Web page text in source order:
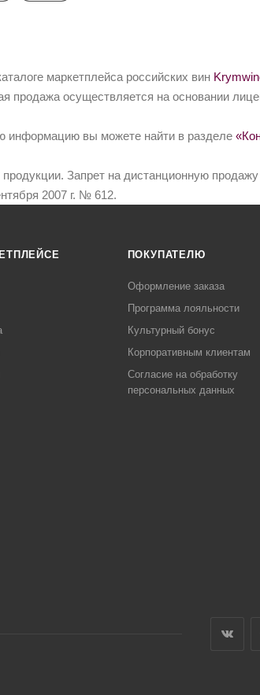
маркетплейса российских вин
продажа осуществляется на основании
информацию вы можете найти в разделе
Запрет на дистанционную
2007 г. № 612.
ПОКУПАТЕЛЮ
Оформление заказа
Программа лояльности
Культурный бонус
Корпоративным клиентам
Согласие на обработку
персональных данных